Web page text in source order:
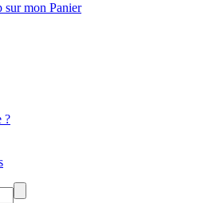
sur mon Panier
?